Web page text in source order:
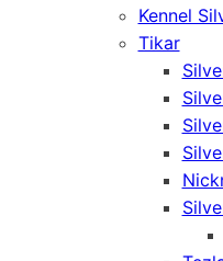
Kennel
Tikar